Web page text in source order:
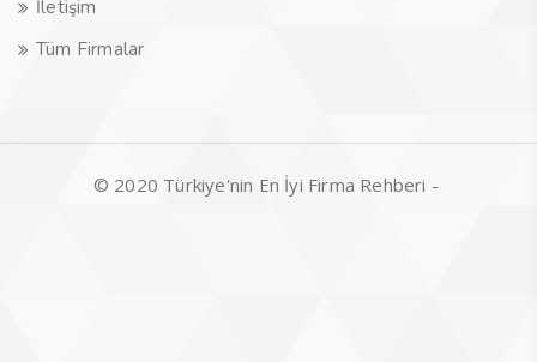
İletişim
Tüm Firmalar
© 2020 Türkiye'nin En İyi Firma Rehberi -